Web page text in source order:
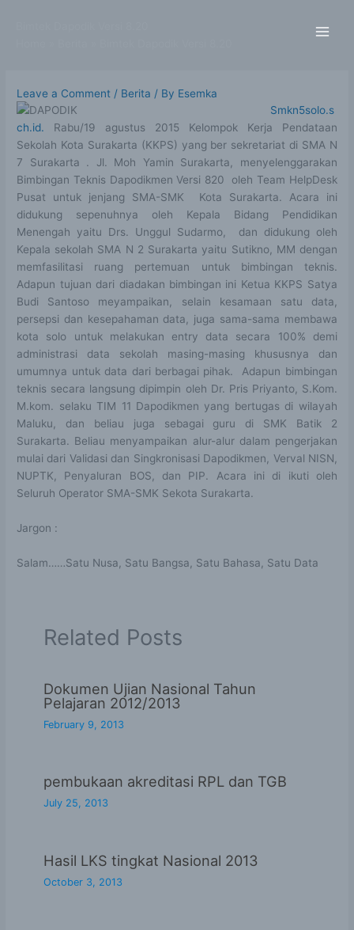
Leave a Comment / Berita / By Esemka
Smkn5solo.s
ch.id. Rabu/19 agustus 2015 Kelompok Kerja Pendataan
Sekolah Kota Surakarta (KKPS) yang ber sekretariat di SMA N
7 Surakarta . Jl. Moh Yamin Surakarta, menyelenggarakan
Bimbingan Teknis Dapodikmen Versi 820 oleh Team HelpDesk
Pusat untuk jenjang SMA-SMK Kota Surakarta. Acara ini
didukung sepenuhnya oleh Kepala Bidang Pendidikan
Menengah yaitu Drs. Unggul Sudarmo, dan didukung oleh
Kepala sekolah SMA N 2 Surakarta yaitu Sutikno, MM dengan
memfasilitasi ruang pertemuan untuk bimbingan teknis.
Adapun tujuan dari diadakan bimbingan ini Ketua KKPS Satya
Budi Santoso meyampaikan, selain kesamaan satu data,
persepsi dan kesepahaman data, juga sama-sama membawa
kota solo untuk melakukan entry data secara 100% demi
administrasi data sekolah masing-masing khususnya dan
umumnya untuk data dari berbagai pihak. Adapun bimbingan
teknis secara langsung dipimpin oleh Dr. Pris Priyanto, S.Kom.
M.kom. selaku TIM 11 Dapodikmen yang bertugas di wilayah
Maluku, dan beliau juga sebagai guru di SMK Batik 2
Surakarta. Beliau menyampaikan alur-alur dalam pengerjakan
mulai dari Validasi dan Singkronisasi Dapodikmen, Verval NISN,
NUPTK, Penyaluran BOS, dan PIP. Acara ini di ikuti oleh
Seluruh Operator SMA-SMK Sekota Surakarta.
Jargon :
Salam……Satu Nusa, Satu Bangsa, Satu Bahasa, Satu Data
Related Posts
Dokumen Ujian Nasional Tahun
Pelajaran 2012/2013
February 9, 2013
pembukaan akreditasi RPL dan TGB
July 25, 2013
Hasil LKS tingkat Nasional 2013
October 3, 2013